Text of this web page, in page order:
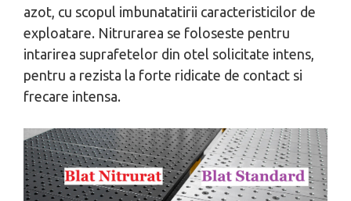
azot, cu scopul imbunatatirii caracteristicilor de
exploatare. Nitrurarea se foloseste pentru
intarirea suprafetelor din otel solicitate intens,
pentru a rezista la forte ridicate de contact si
frecare intensa.